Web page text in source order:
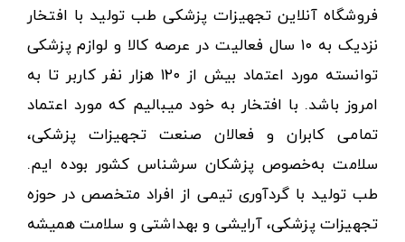
فروشگاه آنلاین تجهیزات پزشکی طب تولید با افتخار
نزدیک به ۱۰ سال فعالیت در عرصه کالا و لوازم پزشکی
توانسته مورد اعتماد بیش از ۱۲۰ هزار نفر کاربر تا به
امروز باشد. با افتخار به خود میبالیم که مورد اعتماد
تمامی کابران و فعالان صنعت تجهیزات پزشکی،
سلامت به‌خصوص پزشکان سرشناس کشور بوده ایم.
طب تولید با گردآوری تیمی از افراد متخصص در حوزه
تجهیزات پزشکی، آرایشی و بهداشتی و سلامت همیشه